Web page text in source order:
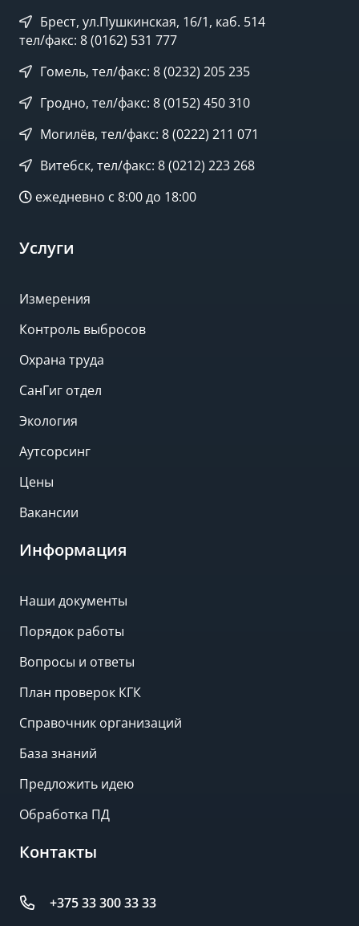
Брест, ул.Пушкинская, 16/1, каб. 514
тел/факс: 8 (0162) 531 777
Гомель, тел/факс: 8 (0232) 205 235
Гродно, тел/факс: 8 (0152) 450 310
Могилёв, тел/факс: 8 (0222) 211 071
Витебск, тел/факс: 8 (0212) 223 268
ежедневно с 8:00 до 18:00
Услуги
Измерения
Контроль выбросов
Охрана труда
СанГиг отдел
Экология
Аутсорсинг
Цены
Вакансии
Информация
Наши документы
Порядок работы
Вопросы и ответы
План проверок КГК
Справочник организаций
База знаний
Предложить идею
Обработка ПД
Контакты
+375 33 300 33 33